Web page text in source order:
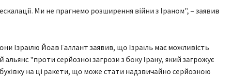
Ми не прагнемо розширення війни з Іраном", – заявив
Ізраїлю Йоав Галлант заявив, що Ізраїль має можливість
альянс "проти серйозної загрози з боку Ірану, який загрожує
на ці ракети, що може стати надзвичайно серйозною